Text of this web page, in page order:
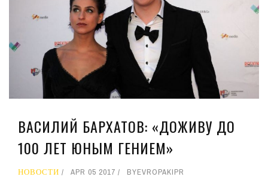
ВАСИЛИЙ БАРХАТОВ: «ДОЖИВУ ДО
100 ЛЕТ ЮНЫМ ГЕНИЕМ»
НОВОСТИ APR 05 2017 BYEVROPAKIPR